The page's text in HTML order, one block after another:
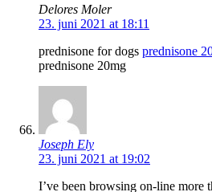
Delores Moler
23. juni 2021 at 18:11
prednisone for dogs prednisone
prednisone 20mg
Joseph Ely
23. juni 2021 at 19:02
I’ve been browsing on-line more